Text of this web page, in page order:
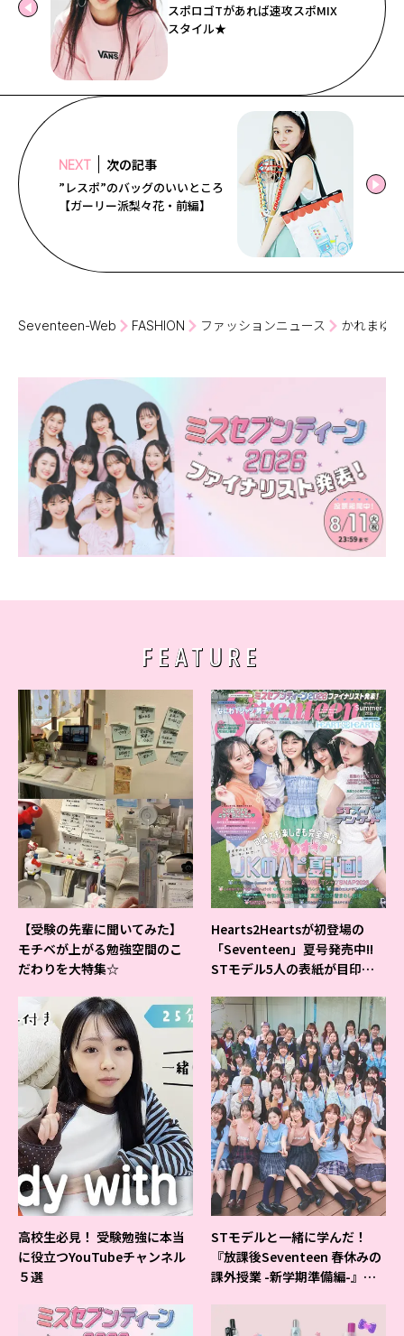
スポロゴTがあれば速攻スポMIX
スタイル★
NEXT 次の記事
”レスポ”のバッグのいいところ
【ガーリー派梨々花・前編】
Seventeen-Web FASHION ファッションニュース かれまゆ
FEATURE
【受験の先輩に聞いてみた】
モチベが上がる勉強空間のこ
だわりを大特集☆
Hearts2Heartsが初登場の
「Seventeen」夏号発売中!!
STモデル5人の表紙が目印だ
高校生必見！ 受験勉強に本当
に役立つYouTubeチャンネル
５選
STモデルと一緒に学んだ！
『放課後Seventeen 春休みの
課外授業 -新学期準備編-』イ